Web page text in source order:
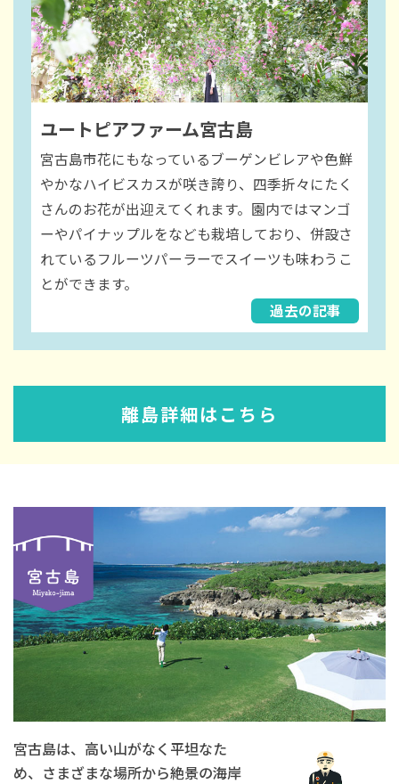
ユートピアファーム宮古島
宮古島市花にもなっているブーゲンビレアや色鮮
やかなハイビスカスが咲き誇り、四季折々にたく
さんのお花が出迎えてくれます。園内ではマンゴ
ーやパイナップルをなども栽培しており、併設さ
れているフルーツパーラーでスイーツも味わうこ
とができます。
過去の記事
離島詳細はこちら
宮古島は、高い山がなく平坦なた
め、さまざまな場所から絶景の海岸